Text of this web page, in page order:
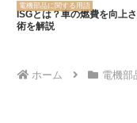
電機部品に関する用語
ISGとは？車の燃費を向上
術を解説
ホーム 電機部